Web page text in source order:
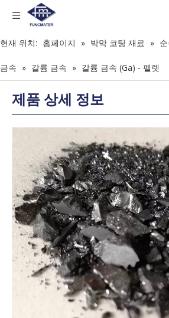
현재 위치: 홈페이지 » 박막 코팅 재료 »
금속 » 갈륨 금속 » 갈륨 금속 (Ga) - 펠렛
제품 상세 정보